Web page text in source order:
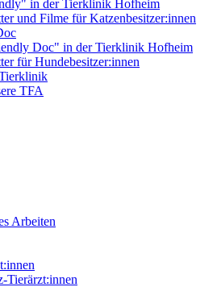
in der Tierklinik Hofheim
und Filme für Katzenbesitzer:innen
Doc" in der Tierklinik Hofheim
für Hundebesitzer:innen
TFA
Arbeiten
Tierärzt:innen